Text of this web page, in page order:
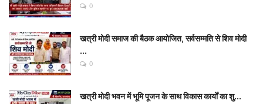
0
खत्री मोदी समाज की बैठक आयोजित, सर्वसम्मति से शिव मोदी
...
0
खत्री मोदी भवन में भूमि पूजन के साथ विकास कार्यों का शु...